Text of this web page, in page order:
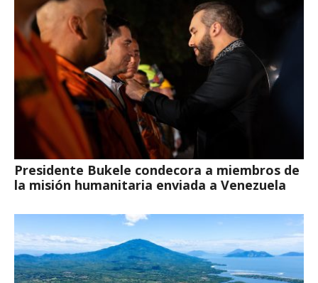
Presidente Bukele condecora a miembros de
la misión humanitaria enviada a Venezuela